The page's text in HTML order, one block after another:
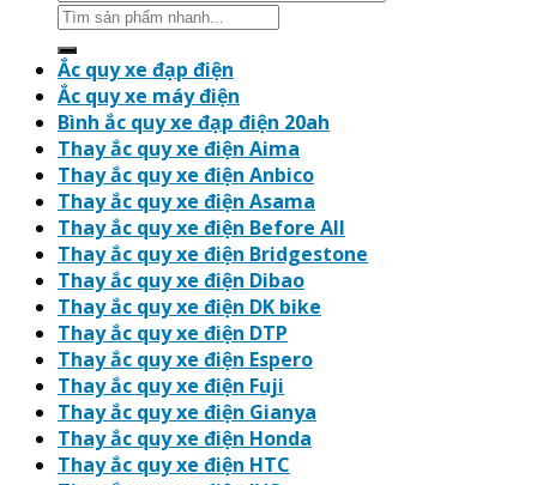
Search
for:
Ắc quy xe đạp điện
Ắc quy xe máy điện
Bình ắc quy xe đạp điện 20ah
Thay ắc quy xe điện Aima
Thay ắc quy xe điện Anbico
Thay ắc quy xe điện Asama
Thay ắc quy xe điện Before All
Thay ắc quy xe điện Bridgestone
Thay ắc quy xe điện Dibao
Thay ắc quy xe điện DK bike
Thay ắc quy xe điện DTP
Thay ắc quy xe điện Espero
Thay ắc quy xe điện Fuji
Thay ắc quy xe điện Gianya
Thay ắc quy xe điện Honda
Thay ắc quy xe điện HTC